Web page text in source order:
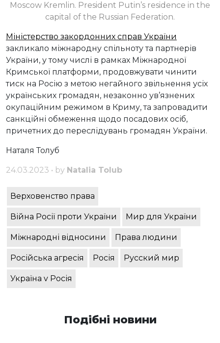
Moscow Kremlin. President Putin’s residence in the
capital of the Russian Federation.
Міністерство закордонних справ України
закликало міжнародну спільноту та партнерів
України, у тому числі в рамках Міжнародної
Кримської платформи, продовжувати чинити
тиск на Росію з метою негайного звільнення усіх
українських громадян, незаконно ув’язнених
окупаційним режимом в Криму, та запровадити
санкційні обмеження щодо посадових осіб,
причетних до переслідувань громадян України.
Наталя Толуб
24.03.2023 • by Natalia Tolub
Верховенство права
Війна Росії проти України Мир для України
Міжнародні відносини Права людини
Російська агресія Росія Русский мир
Україна v Росія
Подібні новини